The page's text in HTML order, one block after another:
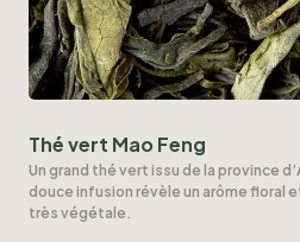
Thé vert Mao Feng
Un grand thé vert issu de la province
douce infusion révèle un arôme floral
très végétale.